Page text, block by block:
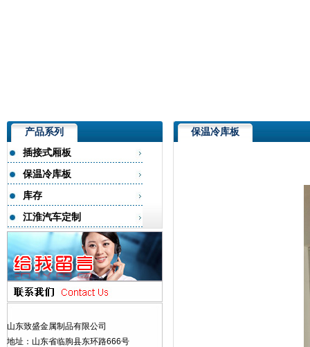
产品系列
插接式厢板
保温冷库板
库存
江淮汽车定制
山东致盛金属制品有限公司
地址：山东省临朐县东环路666号
保温冷库板